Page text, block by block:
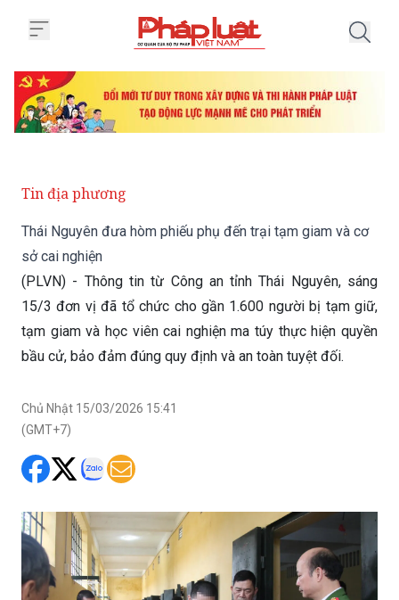
Tin địa phương
Thái Nguyên đưa hòm phiếu phụ đến trại tạm giam và cơ
sở cai nghiện
(PLVN) - Thông tin từ Công an tỉnh Thái Nguyên, sáng
15/3 đơn vị đã tổ chức cho gần 1.600 người bị tạm giữ,
tạm giam và học viên cai nghiện ma túy thực hiện quyền
bầu cử, bảo đảm đúng quy định và an toàn tuyệt đối.
Chủ Nhật 15/03/2026 15:41
(GMT+7)